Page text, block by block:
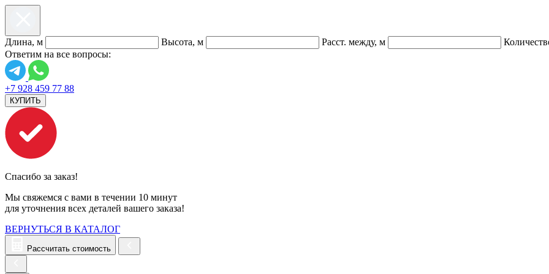
Длина, м Высота, м Расст. между, м
Ответим на все вопросы:
+7 928 459 77 88
КУПИТЬ
Спасибо за заказ!
Мы свяжемся с вами в течении 10 минут
для уточнения всех деталей вашего заказа!
ВЕРНУТЬСЯ В КАТАЛОГ
Рассчитать стоимость